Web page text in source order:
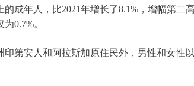
成年人，比2021年增长了8.1%，增幅第二
0.7%。
印第安人和阿拉斯加原住民外，男性和女性